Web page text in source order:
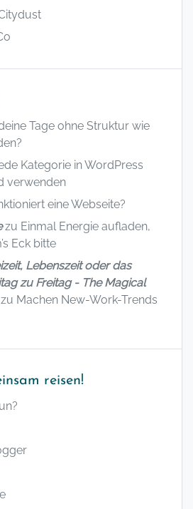
Tage ohne Struktur wie
Kategorie in WordPress
verwenden
eine Webseite?
zu Einmal Energie aufladen,
Eck bitte
Lebenszeit oder das
zu Freitag - The Magical
Machen New-Work-Trends
reisen!